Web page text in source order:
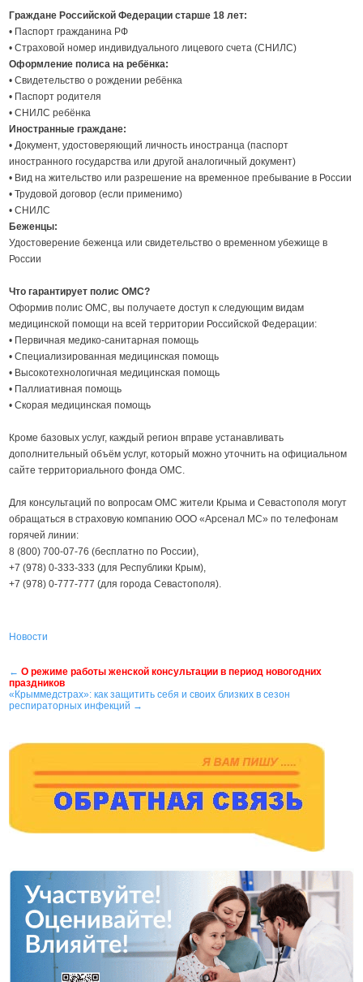
Граждане Российской Федерации старше 18 лет:
• Паспорт гражданина РФ
• Страховой номер индивидуального лицевого счета (СНИЛС)
Оформление полиса на ребёнка:
• Свидетельство о рождении ребёнка
• Паспорт родителя
• СНИЛС ребёнка
Иностранные граждане:
• Документ, удостоверяющий личность иностранца (паспорт
иностранного государства или другой аналогичный документ)
• Вид на жительство или разрешение на временное пребывание в России
• Трудовой договор (если применимо)
• СНИЛС
Беженцы:
Удостоверение беженца или свидетельство о временном убежище в
России
Что гарантирует полис ОМС?
Оформив полис ОМС, вы получаете доступ к следующим видам
медицинской помощи на всей территории Российской Федерации:
• Первичная медико-санитарная помощь
• Специализированная медицинская помощь
• Высокотехнологичная медицинская помощь
• Паллиативная помощь
• Скорая медицинская помощь
Кроме базовых услуг, каждый регион вправе устанавливать
дополнительный объём услуг, который можно уточнить на официальном
сайте территориального фонда ОМС.
Для консультаций по вопросам ОМС жители Крыма и Севастополя могут
обращаться в страховую компанию ООО «Арсенал МС» по телефонам
горячей линии:
8 (800) 700-07-76 (бесплатно по России),
+7 (978) 0-333-333 (для Республики Крым),
+7 (978) 0-777-777 (для города Севастополя).
Новости
Навигация
по
записям
← О режиме работы женской консультации в период новогодних
праздников
«Крыммедстрах»: как защитить себя и своих близких в сезон
респираторных инфекций →